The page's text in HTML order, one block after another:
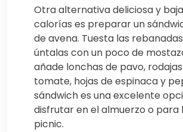
Otra alternativa deliciosa y
calorías es preparar un
de avena. Tuesta las
úntalas con un poco de
añade lonchas de pavo,
tomate, hojas de espinaca y
sándwich es una excelente
disfrutar en el almuerzo o para
picnic.